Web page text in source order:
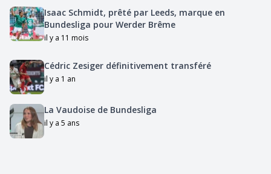
Isaac Schmidt, prêté par Leeds, marque en
Bundesliga pour Werder Brême
il y a 11 mois
Cédric Zesiger définitivement transféré
il y a 1 an
La Vaudoise de Bundesliga
il y a 5 ans